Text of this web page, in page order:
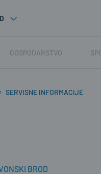
GOSPODARSTVO
SERVISNE INFORMACIJE
BROD